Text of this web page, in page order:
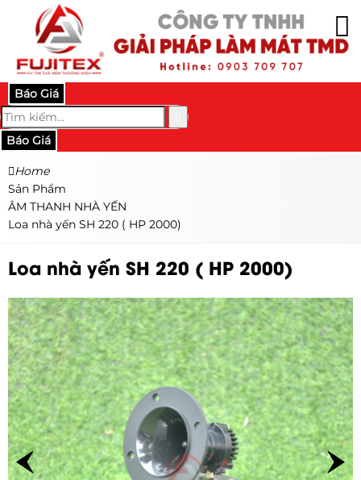
Báo Giá
Báo Giá
Home
Sản Phẩm
ÂM THANH NHÀ YẾN
Loa nhà yến SH 220 ( HP 2000)
Loa nhà yến SH 220 ( HP 2000)